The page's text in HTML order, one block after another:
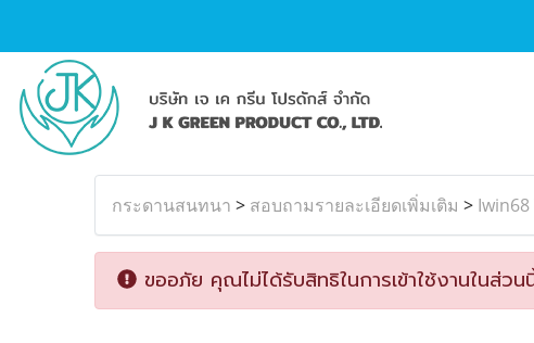
กระดานสนทนา > สอบถามรายละเอียดเพิ่มเติม >
ขออภัย คุณไม่ได้รับสิทธิในการเข้าใช้งานในส่วน